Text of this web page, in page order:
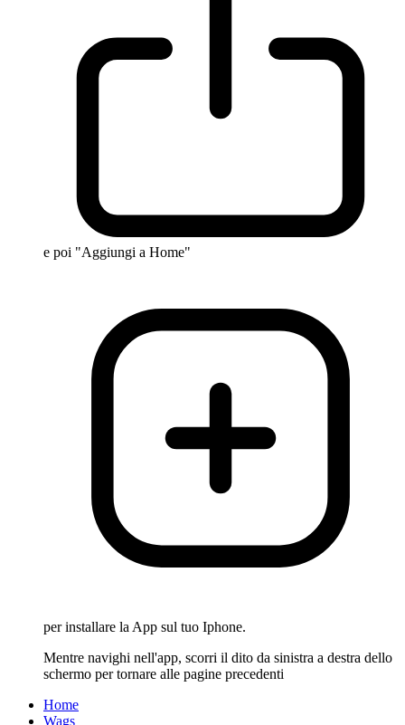
e poi "Aggiungi a Home"
per installare la App sul tuo Iphone.
Mentre navighi nell'app, scorri il dito da sinistra a destra dello
schermo per tornare alle pagine precedenti
Home
Wags